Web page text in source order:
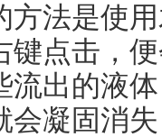
方法是使
键点击，
流出的液
会凝固消